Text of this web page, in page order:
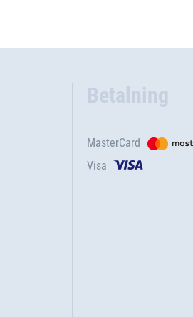
Betalning
MasterCard
Visa